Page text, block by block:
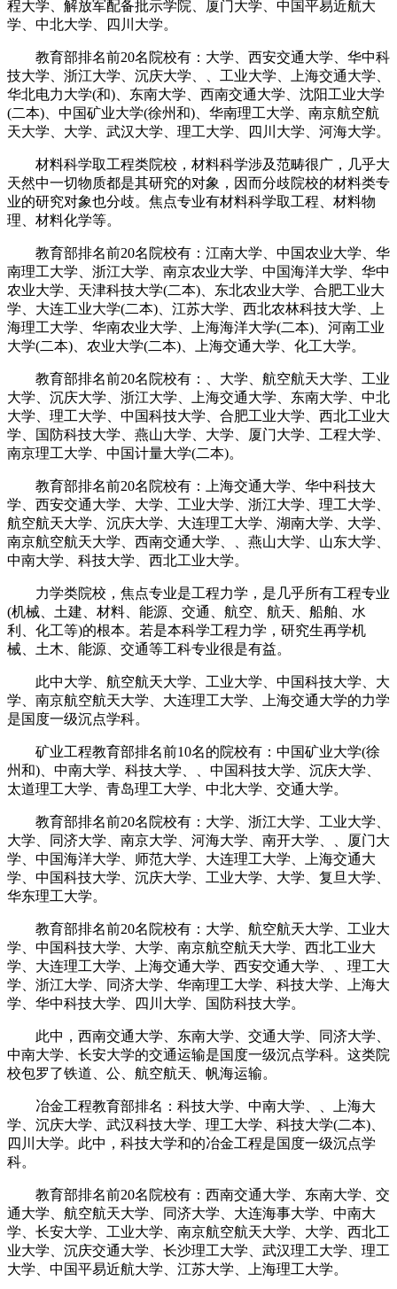
程大学、解放军配备批示学院、厦门大学、中国平易近航大
学、中北大学、四川大学。
教育部排名前20名院校有：大学、西安交通大学、华中科
技大学、浙江大学、沉庆大学、、工业大学、上海交通大学、
华北电力大学(和)、东南大学、西南交通大学、沈阳工业大学
(二本)、中国矿业大学(徐州和)、华南理工大学、南京航空航
天大学、大学、武汉大学、理工大学、四川大学、河海大学。
材料科学取工程类院校，材料科学涉及范畴很广，几乎大
天然中一切物质都是其研究的对象，因而分歧院校的材料类专
业的研究对象也分歧。焦点专业有材料科学取工程、材料物
理、材料化学等。
教育部排名前20名院校有：江南大学、中国农业大学、华
南理工大学、浙江大学、南京农业大学、中国海洋大学、华中
农业大学、天津科技大学(二本)、东北农业大学、合肥工业大
学、大连工业大学(二本)、江苏大学、西北农林科技大学、上
海理工大学、华南农业大学、上海海洋大学(二本)、河南工业
大学(二本)、农业大学(二本)、上海交通大学、化工大学。
教育部排名前20名院校有：、大学、航空航天大学、工业
大学、沉庆大学、浙江大学、上海交通大学、东南大学、中北
大学、理工大学、中国科技大学、合肥工业大学、西北工业大
学、国防科技大学、燕山大学、大学、厦门大学、工程大学、
南京理工大学、中国计量大学(二本)。
教育部排名前20名院校有：上海交通大学、华中科技大
学、西安交通大学、大学、工业大学、浙江大学、理工大学、
航空航天大学、沉庆大学、大连理工大学、湖南大学、大学、
南京航空航天大学、西南交通大学、、燕山大学、山东大学、
中南大学、科技大学、西北工业大学。
力学类院校，焦点专业是工程力学，是几乎所有工程专业
(机械、土建、材料、能源、交通、航空、航天、船舶、水
利、化工等)的根本。若是本科学工程力学，研究生再学机
械、土木、能源、交通等工科专业很是有益。
此中大学、航空航天大学、工业大学、中国科技大学、大
学、南京航空航天大学、大连理工大学、上海交通大学的力学
是国度一级沉点学科。
矿业工程教育部排名前10名的院校有：中国矿业大学(徐
州和)、中南大学、科技大学、、中国科技大学、沉庆大学、
太道理工大学、青岛理工大学、中北大学、交通大学。
教育部排名前20名院校有：大学、浙江大学、工业大学、
大学、同济大学、南京大学、河海大学、南开大学、、厦门大
学、中国海洋大学、师范大学、大连理工大学、上海交通大
学、中国科技大学、沉庆大学、工业大学、大学、复旦大学、
华东理工大学。
教育部排名前20名院校有：大学、航空航天大学、工业大
学、中国科技大学、大学、南京航空航天大学、西北工业大
学、大连理工大学、上海交通大学、西安交通大学、、理工大
学、浙江大学、同济大学、华南理工大学、科技大学、上海大
学、华中科技大学、四川大学、国防科技大学。
此中，西南交通大学、东南大学、交通大学、同济大学、
中南大学、长安大学的交通运输是国度一级沉点学科。这类院
校包罗了铁道、公、航空航天、帆海运输。
冶金工程教育部排名：科技大学、中南大学、、上海大
学、沉庆大学、武汉科技大学、理工大学、科技大学(二本)、
四川大学。此中，科技大学和的冶金工程是国度一级沉点学
科。
教育部排名前20名院校有：西南交通大学、东南大学、交
通大学、航空航天大学、同济大学、大连海事大学、中南大
学、长安大学、工业大学、南京航空航天大学、大学、西北工
业大学、沉庆交通大学、长沙理工大学、武汉理工大学、理工
大学、中国平易近航大学、江苏大学、上海理工大学。